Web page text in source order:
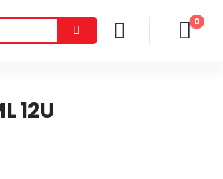
0
12U